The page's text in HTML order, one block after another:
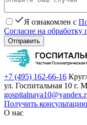
Я ознакомлен с
Согласие на
Отправить
+7 (495) 162-66-16
ул. Госпитальная 10 г.
Получить консультацию
О нас